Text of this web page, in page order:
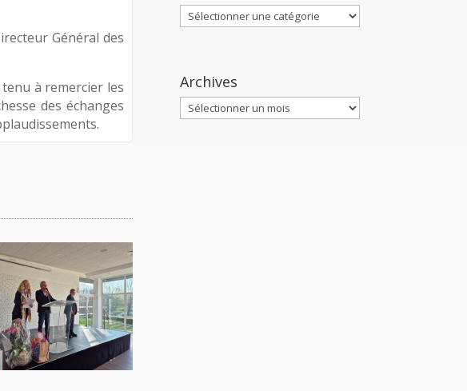
Général des
à remercier les
des échanges
Catégories
Archives
Archives